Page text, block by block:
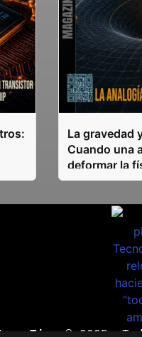
La gravedad
Cuando una
deformar la